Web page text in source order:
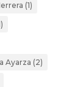
(1)
Ayarza (2)